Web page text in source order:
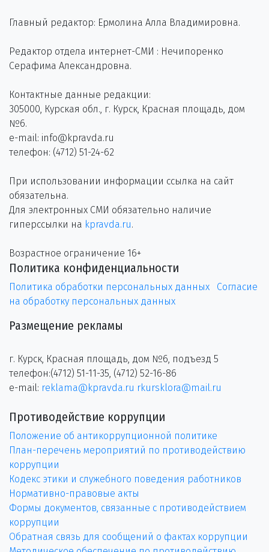
Главный редактор: Ермолина Алла Владимировна.
Редактор отдела интернет-СМИ : Нечипоренко
Серафима Александровна.
Контактные данные редакции:
305000, Курская обл., г. Курск, Красная площадь, дом
№6.
e-mail: info@kpravda.ru
телефон: (4712) 51-24-62
При использовании информации ссылка на сайт
обязательна.
Для электронных СМИ обязательно наличие
гиперссылки на kpravda.ru.
Возрастное ограничение 16+
Политика конфиденциальности
Политика обработки персональных данных
Согласие
на обработку персональных данных
Размещение рекламы
г. Курск, Красная площадь, дом №6, подъезд 5
телефон:(4712) 51-11-35, (4712) 52-16-86
e-mail: reklama@kpravda.ru rkursklora@mail.ru
Противодействие коррупции
Положение об антикоррупционной политике
План-перечень мероприятий по противодействию
коррупции
Кодекс этики и служебного поведения работников
Нормативно-правовые акты
Формы документов, связанные с противодействием
коррупции
Обратная связь для сообщений о фактах коррупции